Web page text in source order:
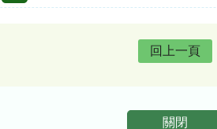
回上一頁
關閉